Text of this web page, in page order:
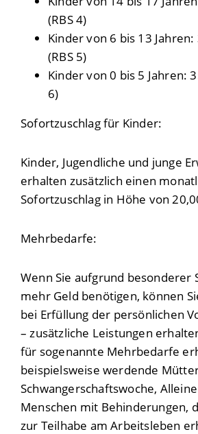
(RBS 4)
Kinder von 6 bis 13 Jahren:
(RBS 5)
Kinder von 0 bis 5 Jahren:
6)
Sofortzuschlag für Kinder:
Kinder, Jugendliche und junge
erhalten zusätzlich einen
Sofortzuschlag in Höhe von
Mehrbedarfe:
Wenn Sie aufgrund besonderer
mehr Geld benötigen, können
bei Erfüllung der persönlichen
– zusätzliche Leistungen
für sogenannte Mehrbedarfe
beispielsweise werdende
Schwangerschaftswoche,
Menschen mit Behinderungen,
zur Teilhabe am Arbeitsleben